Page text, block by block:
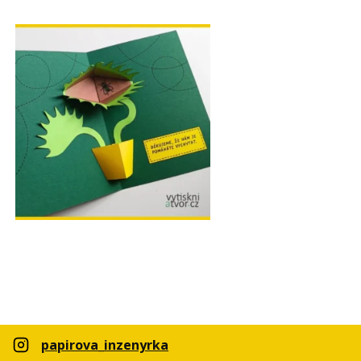
papirova_inzenyrka